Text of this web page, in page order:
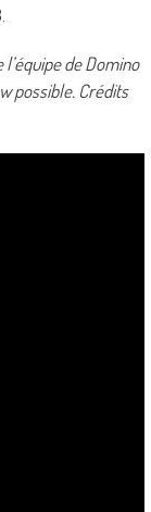
l’équipe de Domino
possible. Crédits